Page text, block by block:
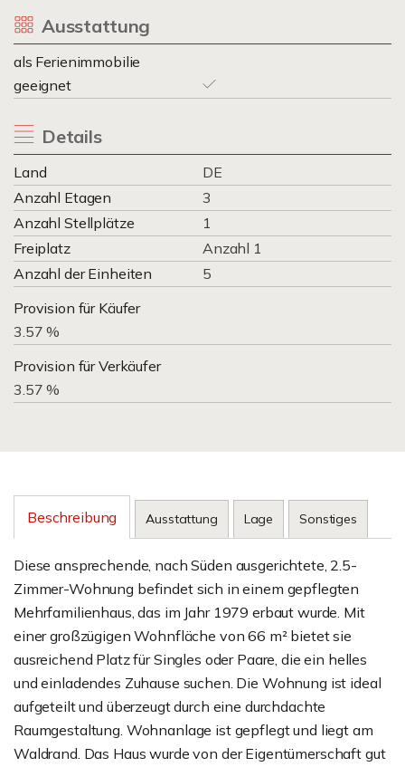
Ausstattung
als Ferienimmobilie
geeignet
Details
Land
DE
Anzahl Etagen
3
Anzahl Stellplätze
1
Freiplatz
Anzahl 1
Anzahl der Einheiten
5
Provision für Käufer
3.57 %
Provision für Verkäufer
3.57 %
Beschreibung Ausstattung Lage Sonstiges
Diese ansprechende, nach Süden ausgerichtete, 2.5-
Zimmer-Wohnung befindet sich in einem gepflegten
Mehrfamilienhaus, das im Jahr 1979 erbaut wurde. Mit
einer großzügigen Wohnfläche von 66 m² bietet sie
ausreichend Platz für Singles oder Paare, die ein helles
und einladendes Zuhause suchen. Die Wohnung ist ideal
aufgeteilt und überzeugt durch eine durchdachte
Raumgestaltung. Wohnanlage ist gepflegt und liegt am
Waldrand. Das Haus wurde von der Eigentümerschaft gut